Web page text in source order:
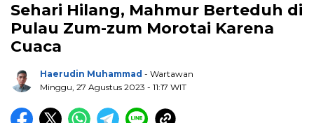
Sehari Hilang, Mahmur Berteduh di
Pulau Zum-zum Morotai Karena
Cuaca
Haerudin Muhammad - Wartawan
Minggu, 27 Agustus 2023 - 11:17 WIT